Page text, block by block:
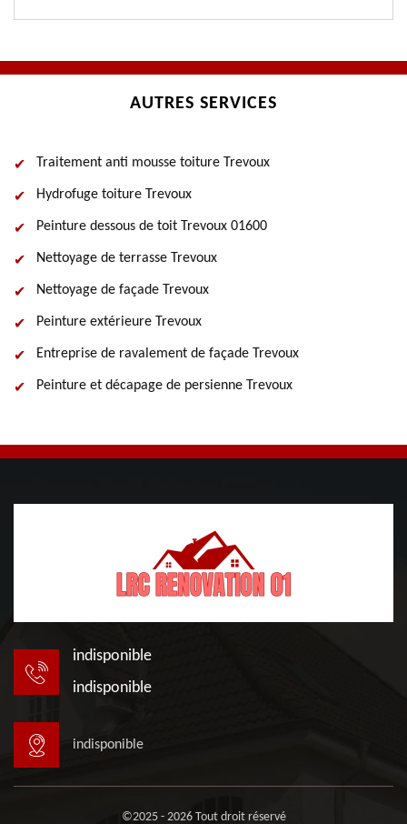
AUTRES SERVICES
Traitement anti mousse toiture Trevoux
Hydrofuge toiture Trevoux
Peinture dessous de toit Trevoux 01600
Nettoyage de terrasse Trevoux
Nettoyage de façade Trevoux
Peinture extérieure Trevoux
Entreprise de ravalement de façade Trevoux
Peinture et décapage de persienne Trevoux
indisponible
indisponible
indisponible
©2025 - 2026 Tout droit réservé